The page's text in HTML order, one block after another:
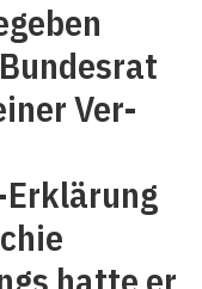
Ver­